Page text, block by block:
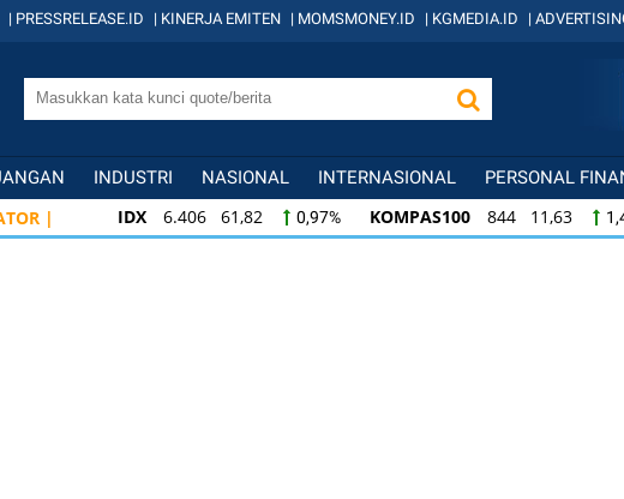
| PRESSRELEASE.ID | KINERJA EMITEN | MOMSMONEY.ID | KGMEDIA.ID |
INDUSTRI NASIONAL INTERNASIONAL PERSONAL
| IDX 6.406 61,82 0,97% KOMPAS100 844 11,63
KOMPAS100 844 11,63 1,40% LQ45 640 9,07